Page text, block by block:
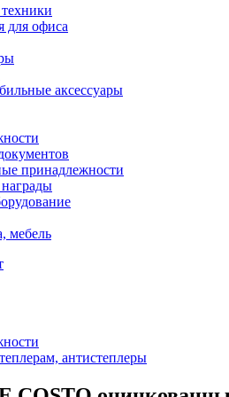
для офиса
аксессуары
принадлежности
мебель
антистеплеры